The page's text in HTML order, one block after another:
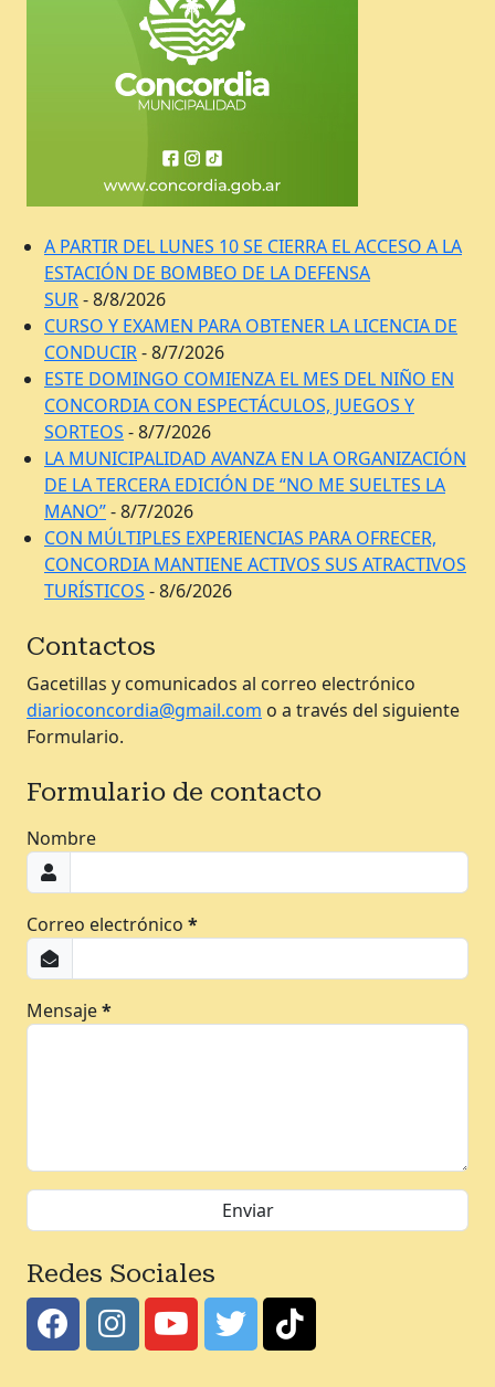
A PARTIR DEL LUNES 10 SE CIERRA EL ACCESO A LA
ESTACIÓN DE BOMBEO DE LA DEFENSA
SUR- 8/8/2026
CURSO Y EXAMEN PARA OBTENER LA LICENCIA DE
CONDUCIR- 8/7/2026
ESTE DOMINGO COMIENZA EL MES DEL NIÑO EN
CONCORDIA CON ESPECTÁCULOS, JUEGOS Y
SORTEOS - 8/7/2026
LA MUNICIPALIDAD AVANZA EN LA ORGANIZACIÓN
DE LA TERCERA EDICIÓN DE “NO ME SUELTES LA
MANO”- 8/7/2026
CON MÚLTIPLES EXPERIENCIAS PARA OFRECER,
CONCORDIA MANTIENE ACTIVOS SUS ATRACTIVOS
TURÍSTICOS - 8/6/2026
Contactos
Gacetillas y comunicados al correo electrónico
diarioconcordia@gmail.com o a través del siguiente
Formulario.
Formulario de contacto
Nombre
Correo electrónico *
Mensaje*
Redes Sociales